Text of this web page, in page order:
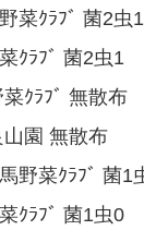
菜ｸﾗﾌﾞ 菌2虫1
ｸﾗﾌﾞ 菌2虫1
ｸﾗﾌﾞ 無散布
園 無散布
野菜ｸﾗﾌﾞ 菌1
ｸﾗﾌﾞ 菌1虫0